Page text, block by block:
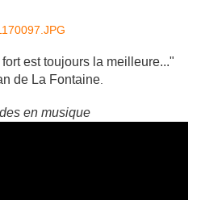
est toujours la meilleure..."
de La Fontaine.
en musique